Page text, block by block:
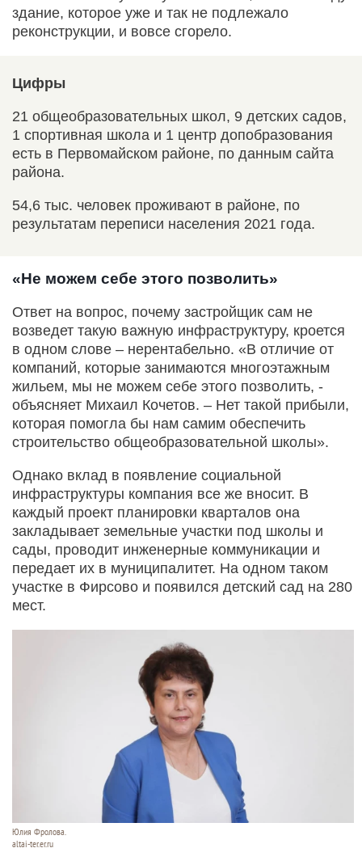
здание, которое уже и так не подлежало
реконструкции, и вовсе сгорело.
Цифры
21 общеобразовательных школ, 9 детских садов,
1 спортивная школа и 1 центр допобразования
есть в Первомайском районе, по данным сайта
района.
54,6 тыс. человек проживают в районе, по
результатам переписи населения 2021 года.
«Не можем себе этого позволить»
Ответ на вопрос, почему застройщик сам не
возведет такую важную инфраструктуру, кроется
в одном слове – нерентабельно. «В отличие от
компаний, которые занимаются многоэтажным
жильем, мы не можем себе этого позволить, -
объясняет Михаил Кочетов. – Нет такой прибыли,
которая помогла бы нам самим обеспечить
строительство общеобразовательной школы».
Однако вклад в появление социальной
инфраструктуры компания все же вносит. В
каждый проект планировки кварталов она
закладывает земельные участки под школы и
сады, проводит инженерные коммуникации и
передает их в муниципалитет. На одном таком
участке в Фирсово и появился детский сад на 280
мест.
Юлия Фролова.
altai-ter.er.ru